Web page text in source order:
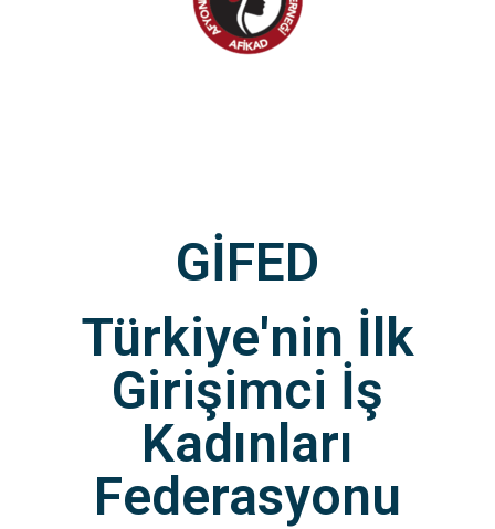
GİFED
Türkiye'nin İlk
Girişimci İş
Kadınları
Federasyonu